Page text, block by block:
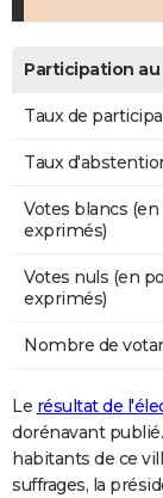
Participation
Taux de
Taux
Votes blancs
exprimés)
Votes nuls (en
exprimés)
Nombre de
Le résultat de
dorénavant
habitants de ce
suffrages, la